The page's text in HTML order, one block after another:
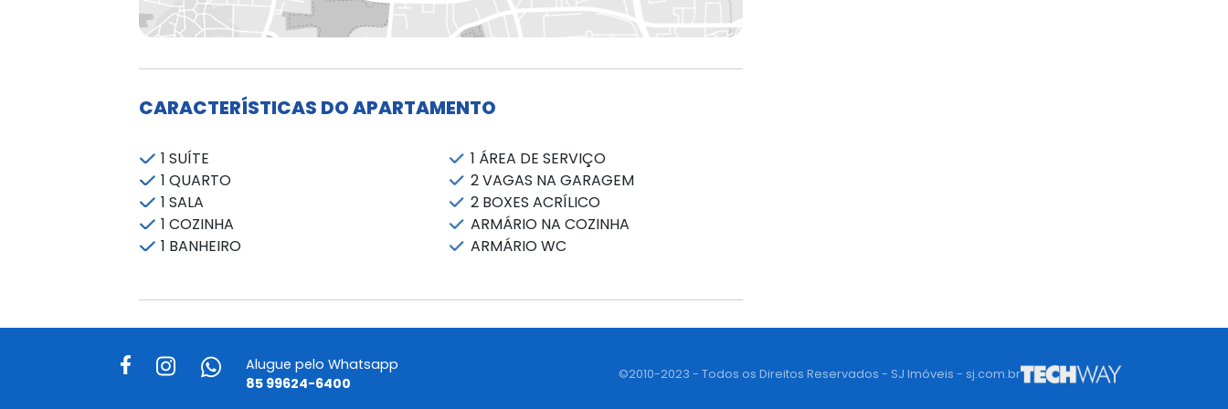
CARACTERÍSTICAS DO APARTAMENTO
1 SUÍTE
1 QUARTO
1 SALA
1 COZINHA
1 BANHEIRO
1 ÁREA DE SERVIÇO
2 VAGAS NA GARAGEM
2 BOXES ACRÍLICO
ARMÁRIO NA COZINHA
ARMÁRIO WC
Alugue pelo Whatsapp
85 99624-6400
©2010-2023 - Todos os Direitos Reservados - SJ Imóveis - sj.com.br